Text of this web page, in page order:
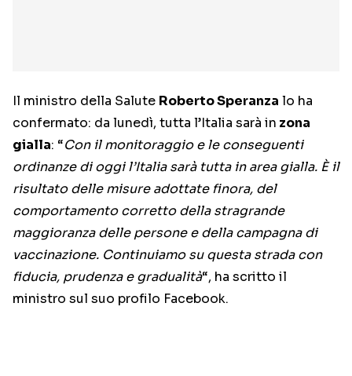
Il ministro della Salute Roberto Speranza lo ha
confermato: da lunedì, tutta l’Italia sarà in zona
gialla: “Con il monitoraggio e le conseguenti
ordinanze di oggi l’Italia sarà tutta in area gialla. È il
risultato delle misure adottate finora, del
comportamento corretto della stragrande
maggioranza delle persone e della campagna di
vaccinazione. Continuiamo su questa strada con
fiducia, prudenza e gradualità“, ha scritto il
ministro sul suo profilo Facebook.